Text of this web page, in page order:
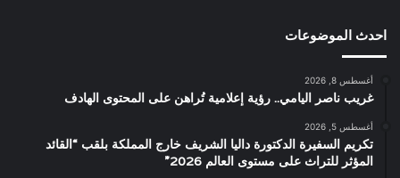
احدث الموضوعات
أغسطس 8, 2026
غريب ناصر اليامي.. رؤية إعلامية تُراهن على المحتوى الهادف
أغسطس 5, 2026
تكريم السفيرة الدكتورة داليا الشريف خارج المملكة بلقب “القائد
المؤثر للتراث على مستوى العالم 2026”